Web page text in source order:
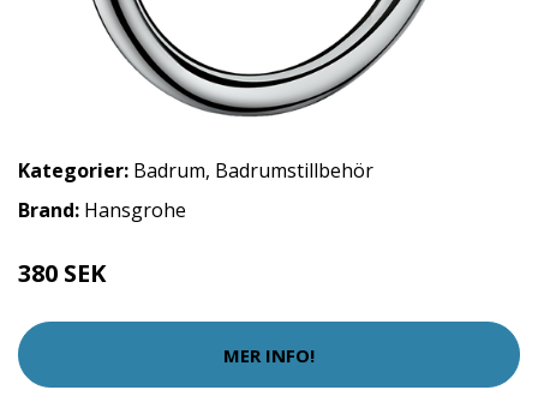
Kategorier: Badrum, Badrumstillbehör
Brand: Hansgrohe
380 SEK
MER INFO!